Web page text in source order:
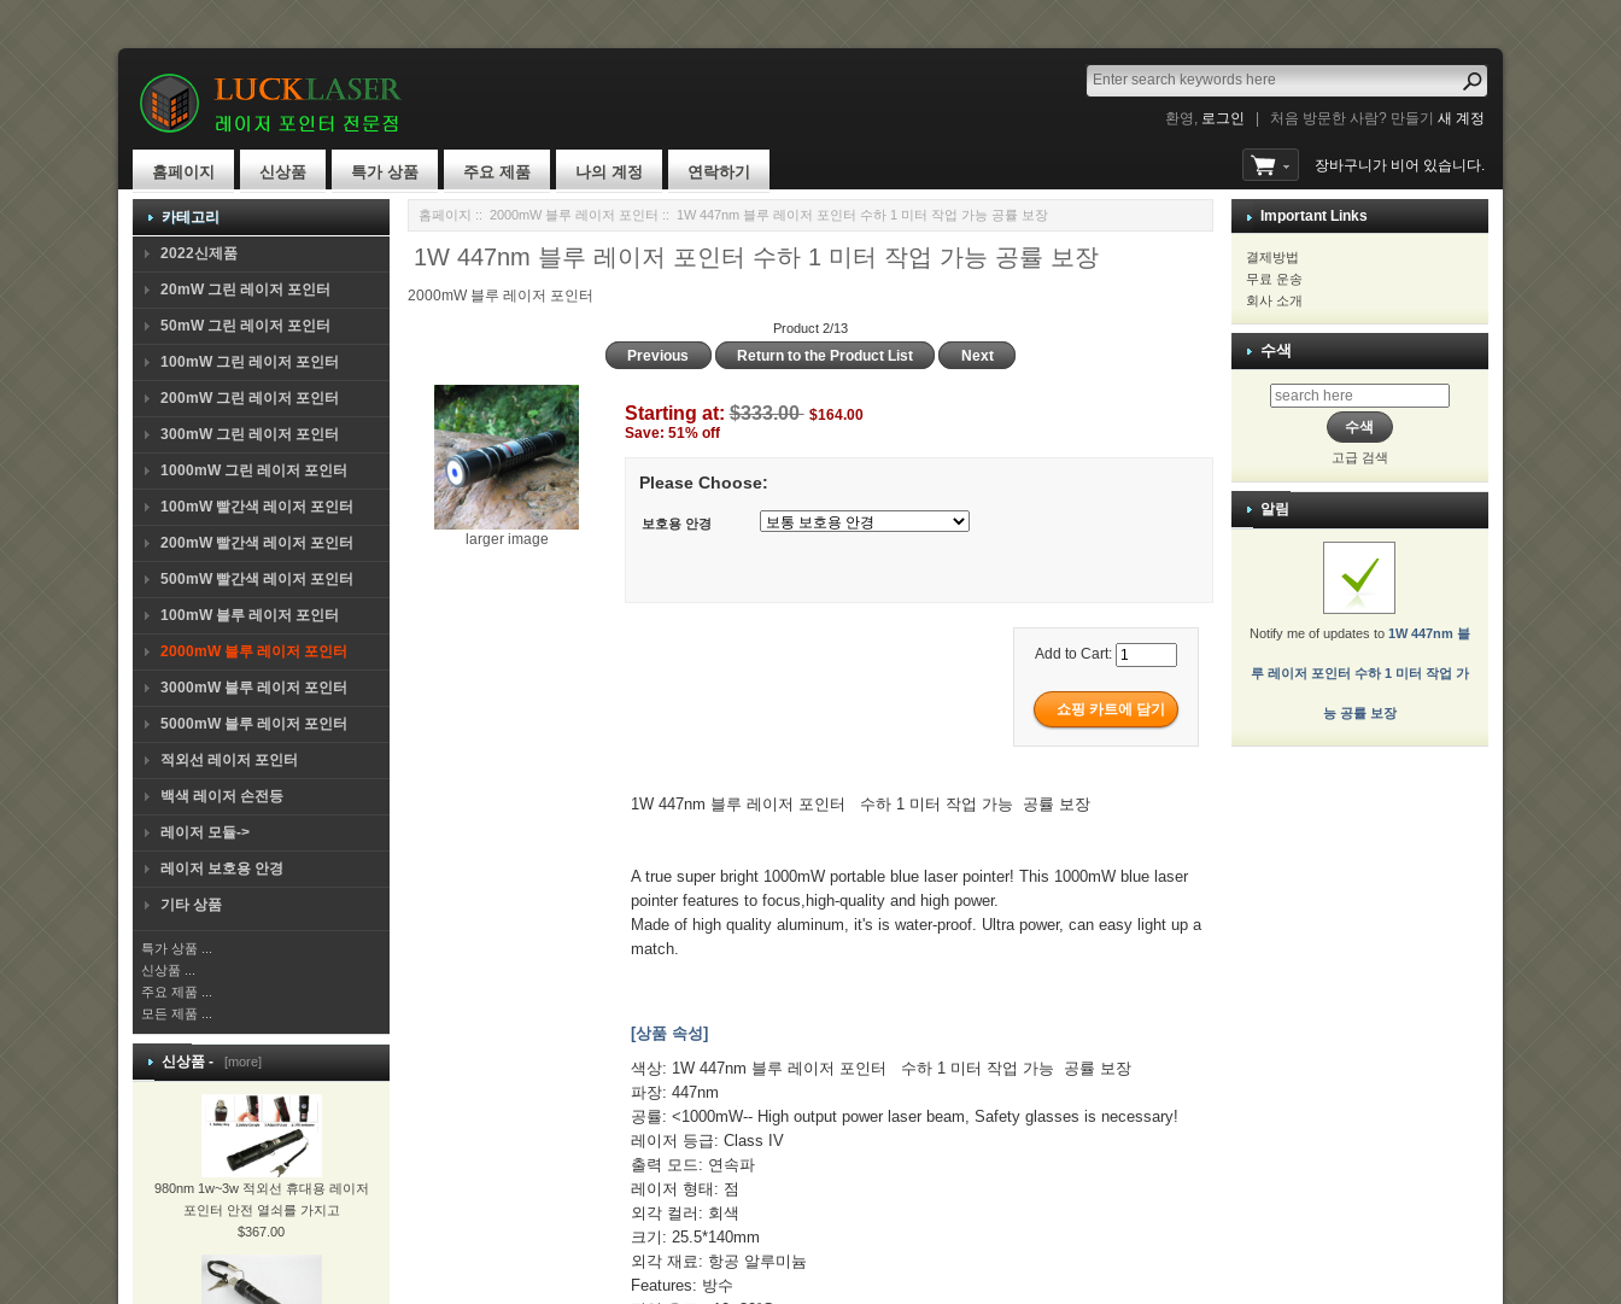
환영, 로그인 처음 방문한 사람? 만들기새 계정
홈페이지 신상품 특가 상품 주요 제품 나의 계정 연락하기 장바구니가 비어 있습니다.
카테고리
2022신제품
20mW 그린 레이저 포인터
50mW 그린 레이저 포인터
100mW 그린 레이저 포인터
200mW 그린 레이저 포인터
300mW 그린 레이저 포인터
1000mW 그린 레이저 포인터
100mW 빨간색 레이저 포인터
200mW 빨간색 레이저 포인터
500mW 빨간색 레이저 포인터
100mW 블루 레이저 포인터
2000mW 블루 레이저 포인터
3000mW 블루 레이저 포인터
5000mW 블루 레이저 포인터
적외선 레이저 포인터
백색 레이저 손전등
레이저 모듈->
레이저 보호용 안경
기타 상품
특가 상품 ...
신상품 ...
주요 제품 ...
모든 제품 ...
신상품 - [more]
980nm 1w~3w 적외선 휴대용 레이저
포인터 안전 열쇠를 가지고
$367.00
홈페이지 :: 2000mW 블루 레이저 포인터 :: 1W 447nm 블루 레이저 포인터 수하 1 미터 작업 가능 공률 보장
1W 447nm 블루 레이저 포인터 수하 1 미터 작업 가능 공률 보장
2000mW 블루 레이저 포인터
Product 2/13
Previous Return to the Product List Next
larger image
Starting at:$333.00 $164.00
Save: 51% off
Please Choose:
보호용 안경
Add to Cart:
1W 447nm 블루 레이저 포인터 수하 1 미터 작업 가능 공률 보장
A true super bright 1000mW portable blue laser pointer! This 1000mW blue laser
pointer features to focus,high-quality and high power.
Made of high quality aluminum, it's is water-proof. Ultra power, can easy light up a
match.
[상품 속성]
색상: 1W 447nm 블루 레이저 포인터 수하 1 미터 작업 가능 공률 보장
파장: 447nm
공률: <1000mW-- High output power laser beam, Safety glasses is necessary!
레이저 등급: Class IV
출력 모드: 연속파
레이저 형태: 점
외각 컬러: 회색
크기: 25.5*140mm
외각 재료: 항공 알루미늄
Features: 방수
Important Links
결제방법
무료 운송
회사 소개
수색
고급 검색
알림
Notify me of updates to 1W 447nm 블
루 레이저 포인터 수하 1 미터 작업 가
능 공률 보장